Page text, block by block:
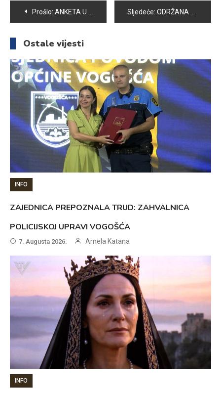
Navigacija
članaka
Prošlo: ANKETA U VOGOŠĆI: BRINU LI MUŠKARCI O SVOM ZDRAVLJU Sljedeće: ODRŽANA 31. REDOVNA SJEDNICA OPĆINSKOG VIJEĆA VOGOŠĆA
Ostale vijesti
INFO
ZAJEDNICA PREPOZNALA TRUD: ZAHVALNICA
POLICIJSKOJ UPRAVI VOGOŠĆA
7. Augusta 2026. Arnela Katana
INFO